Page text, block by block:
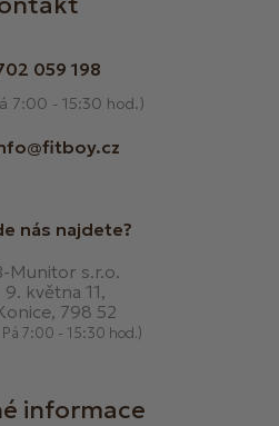
059 198
7:00 - 15:30 hod.)
nás najdete?
Munitor s.r.o.
9. května 11,
798 52
Pá 7:00 - 15:30 hod.)
informace